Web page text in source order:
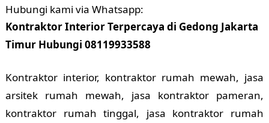
Hubungi kami via Whatsapp:
Kontraktor Interior Terpercaya di Gedong Jakarta
Timur Hubungi 08119933588
Kontraktor interior, kontraktor rumah mewah, jasa
arsitek rumah mewah, jasa kontraktor pameran,
kontraktor rumah tinggal, jasa kontraktor rumah